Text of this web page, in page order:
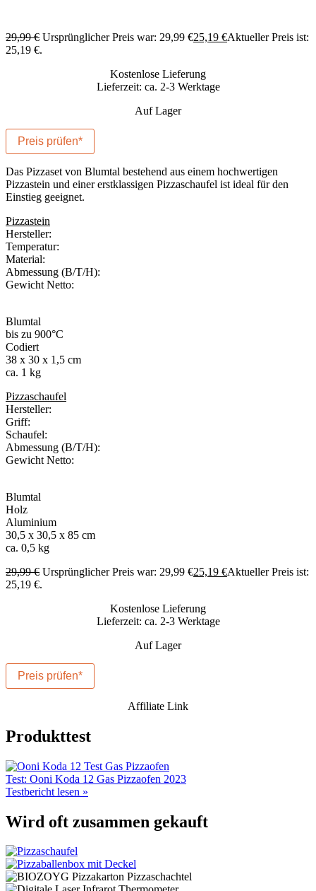
29,99€ Ursprünglicher Preis war: 29,99 €25,19 €Aktueller Preis ist:
25,19 €.
Kostenlose Lieferung
Lieferzeit: ca. 2-3 Werktage
Auf Lager
Preis prüfen*
Das Pizzaset von Blumtal bestehend aus einem hochwertigen
Pizzastein und einer erstklassigen Pizzaschaufel ist ideal für den
Einstieg geeignet.
Pizzastein
Hersteller:
Temperatur:
Material:
Abmessung (B/T/H):
Gewicht Netto:
Blumtal
bis zu 900°C
Codiert
38 x 30 x 1,5 cm
ca. 1 kg
Pizzaschaufel
Hersteller:
Griff:
Schaufel:
Abmessung (B/T/H):
Gewicht Netto:
Blumtal
Holz
Aluminium
30,5 x 30,5 x 85 cm
ca. 0,5 kg
29,99€ Ursprünglicher Preis war: 29,99 €25,19 €Aktueller Preis ist:
25,19 €.
Kostenlose Lieferung
Lieferzeit: ca. 2-3 Werktage
Auf Lager
Preis prüfen*
Affiliate Link
Produkttest
Test: Ooni Koda 12 Gas Pizzaofen 2023
Testbericht lesen »
Wird oft zusammen gekauft